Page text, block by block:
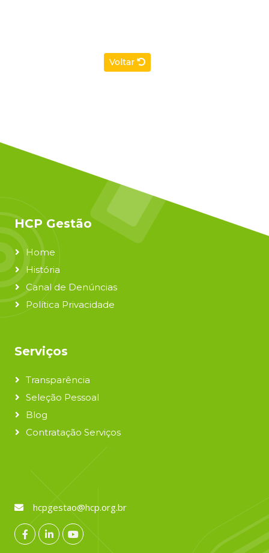
Voltar
HCP Gestão
Home
História
Canal de Denúncias
Política Privacidade
Serviços
Transparência
Seleção Pessoal
Blog
Contratação Serviços
hcpgestao@hcp.org.br